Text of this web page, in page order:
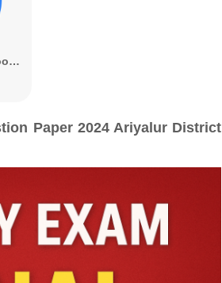
Paper 2024 Ariyalur District